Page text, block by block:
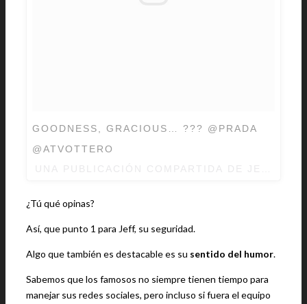
GOODNESS, GRACIOUS… ??? @PRADA
@ATVOTTERO
¿Tú qué opinas?
Así, que punto 1 para Jeff, su seguridad.
Algo que también es destacable es su sentido del humor.
Sabemos que los famosos no siempre tienen tiempo para
manejar sus redes sociales, pero incluso si fuera el equipo